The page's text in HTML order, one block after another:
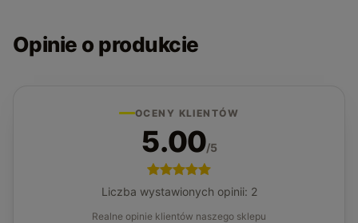
Opinie o produkcie
OCENY KLIENTÓW
5.00/5
Liczba wystawionych opinii: 2
Realne opinie klientów naszego sklepu